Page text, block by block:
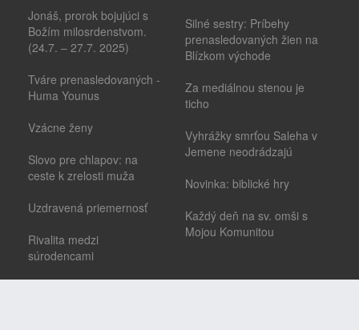
Jonáš, prorok bojujúci s
Božím milosrdenstvom.
(24.7. – 27.7. 2025)
Tváre prenasledovaných -
Huma Younus
Vzácne ženy
Slovo pre chlapov: na
ceste k zrelosti muža
Uzdravená priemernosť
Rivalita medzi
súrodencami
Silné sestry: Príbehy
prenasledovaných žien na
Blízkom východe
Za mediálnou stenou je
ticho
Vyhrážky smrťou Saleha v
Jemene neodrádzajú
Novinka: biblické hry
Každý deň na sv. omši s
Mojou Komunitou